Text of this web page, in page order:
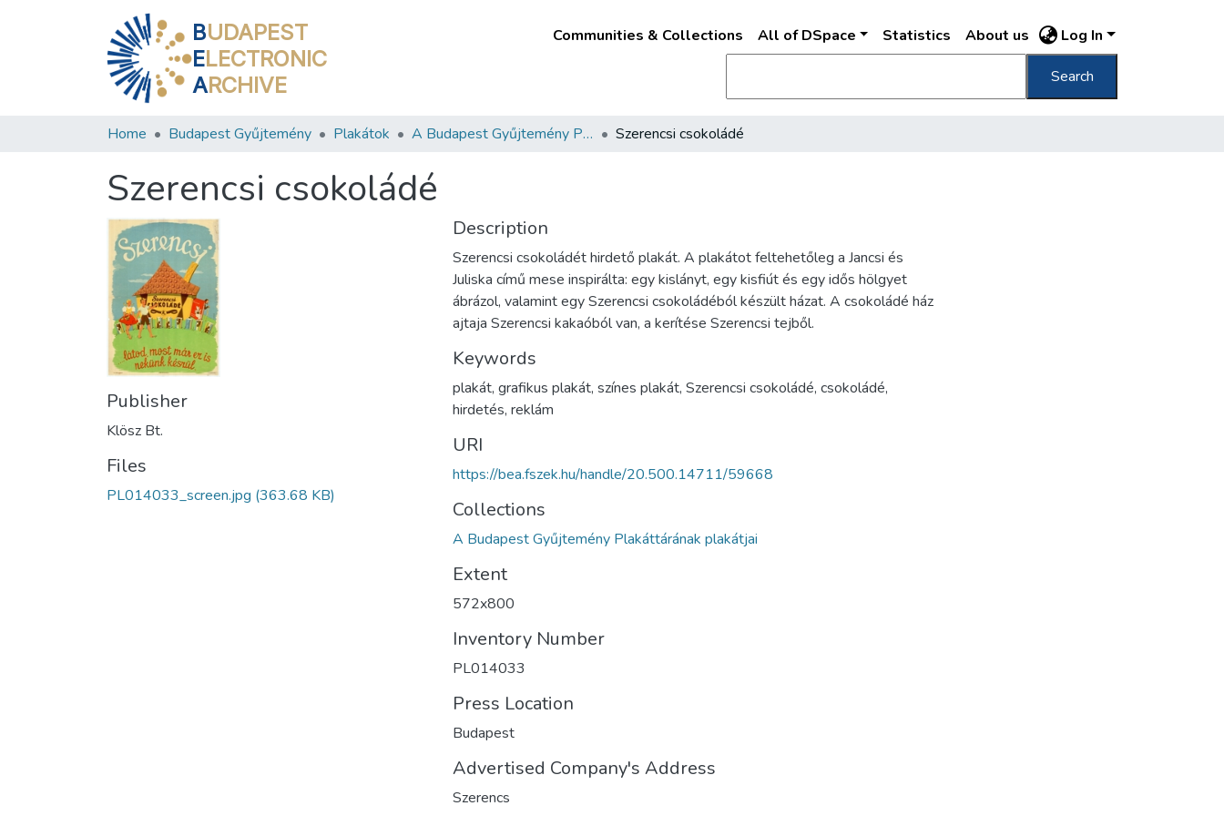
BUDAPEST
ELECTRONIC
ARCHIVE
Communities & Collections All of DSpace Statistics About us Log In
Search
Home Budapest Gyűjtemény Plakátok A Budapest Gyűjtemény Plakáttárának plakátjai Szerencsi csokoládé
Szerencsi csokoládé
Publisher
Klösz Bt.
Files
PL014033_screen.jpg (363.68 KB)
Description
Szerencsi csokoládét hirdető plakát. A plakátot feltehetőleg a Jancsi és
Juliska című mese inspirálta: egy kislányt, egy kisfiút és egy idős hölgyet
ábrázol, valamint egy Szerencsi csokoládéból készült házat. A csokoládé ház
ajtaja Szerencsi kakaóból van, a kerítése Szerencsi tejből.
Keywords
plakát, grafikus plakát, színes plakát, Szerencsi csokoládé, csokoládé,
hirdetés, reklám
URI
https://bea.fszek.hu/handle/20.500.14711/59668
Collections
A Budapest Gyűjtemény Plakáttárának plakátjai
Extent
572x800
Inventory Number
PL014033
Press Location
Budapest
Advertised Company's Address
Szerencs